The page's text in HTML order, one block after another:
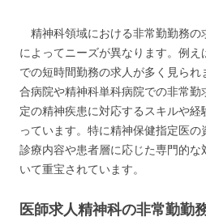
精神科領域における非常勤勤務の
によってニーズが異なります。例え
での短時間勤務の求人が多く見ら
合病院や精神科単科病院での非常
定の精神疾患に対応するスキルや経
っています。特に精神保健指定医の
診療内容や患者層に応じた専門的な
いて重宝されています。
医師求人精神科の非常勤勤